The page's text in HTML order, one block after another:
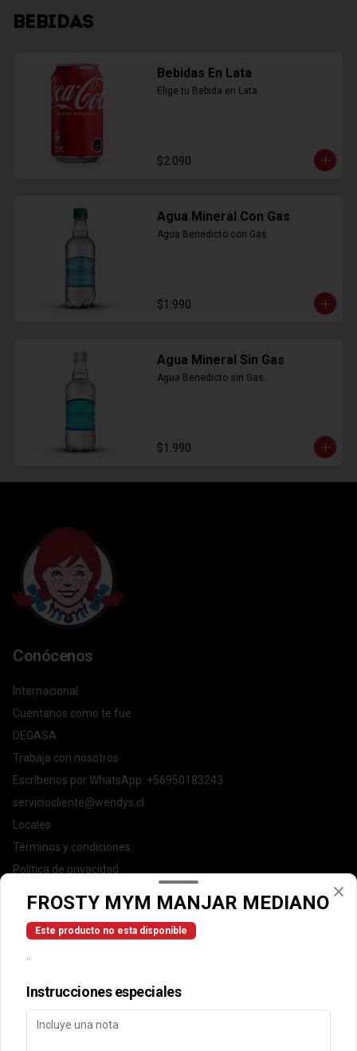
BEBIDAS
Bebidas En Lata
Elige tu Bebida en Lata
$2.090
Agua Mineral Con Gas
Agua Benedicto con Gas
$1.990
Agua Mineral Sin Gas
Agua Benedicto sin Gas..
$1.990
Conócenos
Internacional
Cuentanos como te fue
DEGASA
Trabaja con nosotros
Escríbenos por WhatsApp: +56950183243
serviciocliente@wendys.cl
Locales
Términos y condiciones
Política de privacidad
Redes sociales
Instagram
Facebook
Mi cuenta
FROSTY MYM MANJAR MEDIANO
Este producto no esta disponible
..
Instrucciones especiales